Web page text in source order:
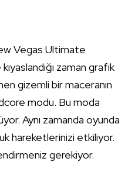
Vegas Ultimate
zaman grafik
gizemli bir maceranın
modu. Bu moda
Aynı zamanda oyunda
hareketlerinizi etkiliyor.
gerekiyor.